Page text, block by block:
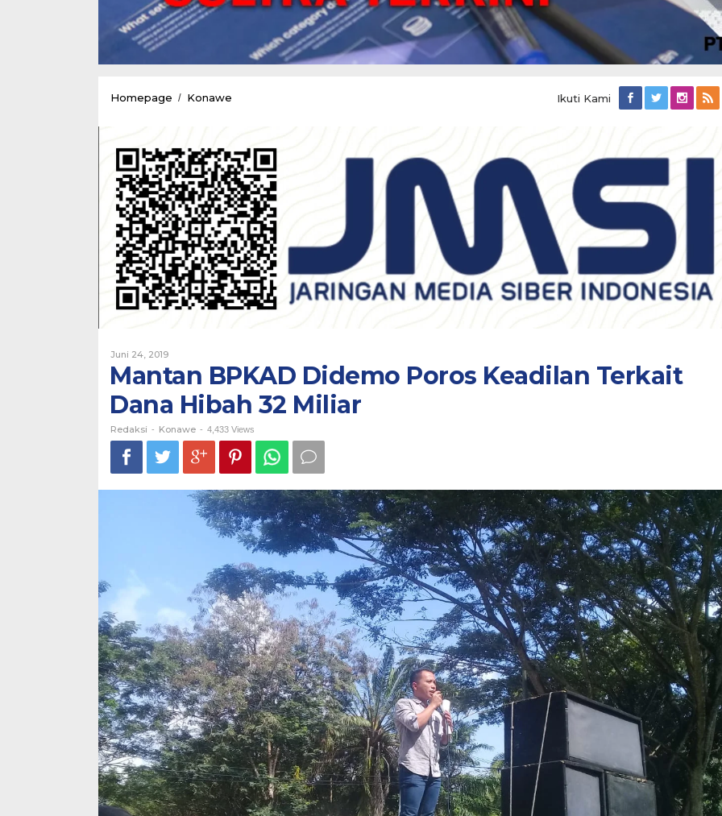
Homepage / Konawe
Keadilan
Terkait
Dana
Hibah
32
Miliar
Ikuti Kami
Juni 24, 2019Oleh
Mantan BPKAD Didemo Poros Keadilan Terkait
Dana Hibah 32 Miliar
Redaksi - Konawe - 4,433 Views